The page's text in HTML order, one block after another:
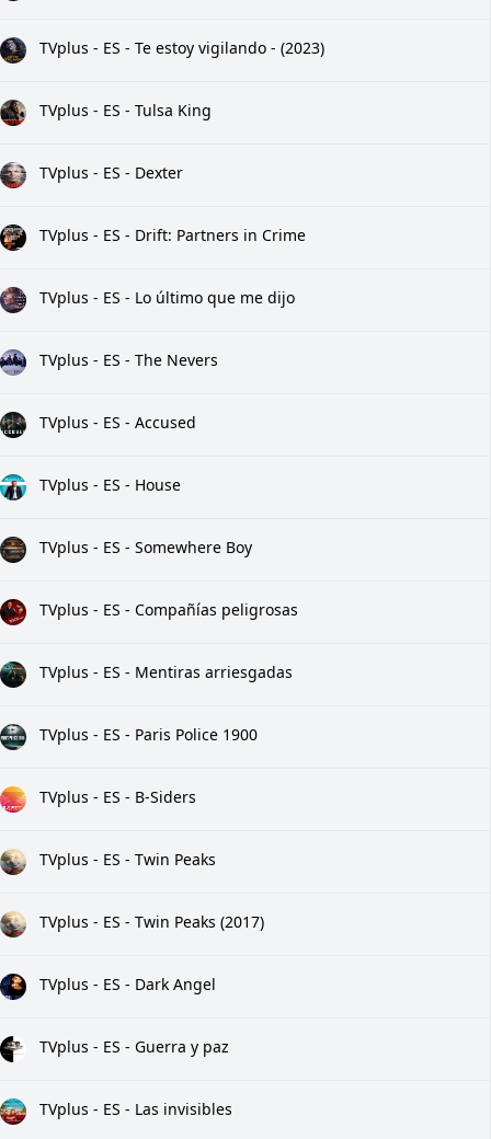
TVplus - ES - Te estoy vigilando - (2023)
TVplus - ES - Tulsa King
TVplus - ES - Dexter
TVplus - ES - Drift: Partners in Crime
TVplus - ES - Lo último que me dijo
TVplus - ES - The Nevers
TVplus - ES - Accused
TVplus - ES - House
TVplus - ES - Somewhere Boy
TVplus - ES - Compañías peligrosas
TVplus - ES - Mentiras arriesgadas
TVplus - ES - Paris Police 1900
TVplus - ES - B-Siders
TVplus - ES - Twin Peaks
TVplus - ES - Twin Peaks (2017)
TVplus - ES - Dark Angel
TVplus - ES - Guerra y paz
TVplus - ES - Las invisibles